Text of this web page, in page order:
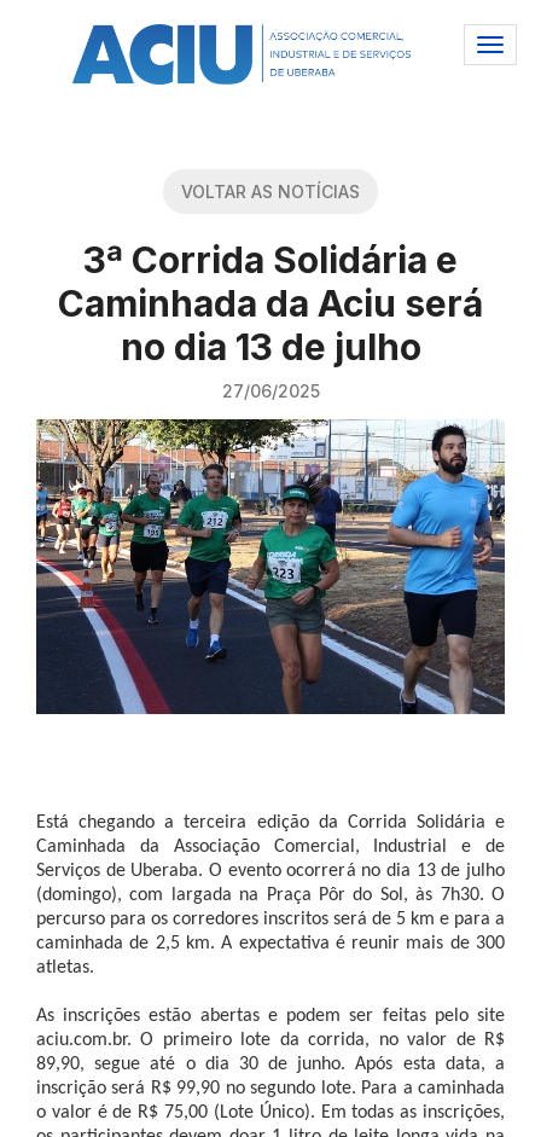
VOLTAR AS NOTÍCIAS
3ª Corrida Solidária e
Caminhada da Aciu será
no dia 13 de julho
27/06/2025
Está chegando a terceira edição da Corrida Solidária e
Caminhada da Associação Comercial, Industrial e de
Serviços de Uberaba. O evento ocorrerá no dia 13 de julho
(domingo), com largada na Praça Pôr do Sol, às 7h30. O
percurso para os corredores inscritos será de 5 km e para a
caminhada de 2,5 km. A expectativa é reunir mais de 300
atletas.
As inscrições estão abertas e podem ser feitas pelo site
aciu.com.br. O primeiro lote da corrida, no valor de R$
89,90, segue até o dia 30 de junho. Após esta data, a
inscrição será R$ 99,90 no segundo lote. Para a caminhada
o valor é de R$ 75,00 (Lote Único). Em todas as inscrições,